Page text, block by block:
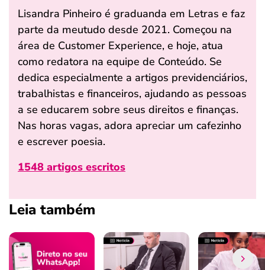
Lisandra Pinheiro é graduanda em Letras e faz
parte da meutudo desde 2021. Começou na
área de Customer Experience, e hoje, atua
como redatora na equipe de Conteúdo. Se
dedica especialmente a artigos previdenciários,
trabalhistas e financeiros, ajudando as pessoas
a se educarem sobre seus direitos e finanças.
Nas horas vagas, adora apreciar um cafezinho
e escrever poesia.
1548 artigos escritos
Leia também